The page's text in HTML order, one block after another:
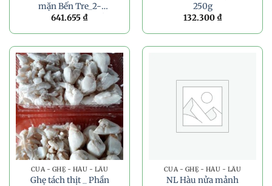
mặn Bến Tre_2-
3con/kg (ĐẶT TRƯỚC)
641.655 ₫
250g
132.300 ₫
CUA - GHẸ - HÀU - LẨU
Ghẹ tách thịt _ Phần
CUA - GHẸ - HÀU - LẨU
NL Hàu nửa mảnh